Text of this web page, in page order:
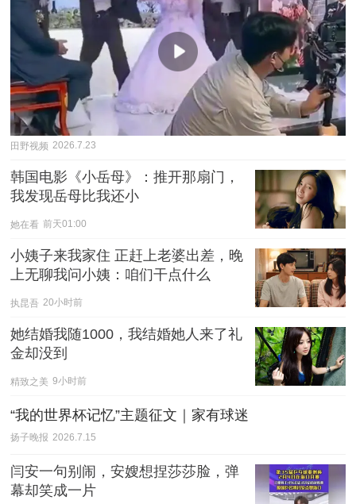
田野视频 2026.7.23
韩国电影《小岳母》：推开那扇门，
我发现岳母比我还小
她在看 前天01:00
小姨子来我家住 正赶上老婆出差，晚
上无聊我问小姨：咱们干点什么
执昆吾 20小时前
她结婚我随1000，我结婚她人来了礼
金却没到
精致之美 9小时前
“我的世界杯记忆”主题征文｜家有球迷
扬子晚报 2026.7.15
闫安一句别闹，安嫂想捏莎莎脸，弹
幕却笑成一片